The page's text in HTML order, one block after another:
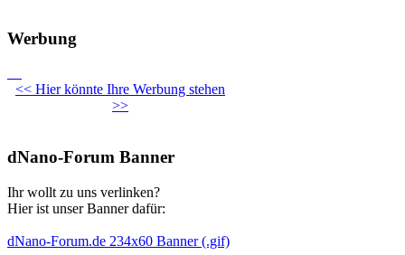
Werbung
<< Hier könnte Ihre Werbung stehen
>>
dNano-Forum Banner
Ihr wollt zu uns verlinken?
Hier ist unser Banner dafür:
dNano-Forum.de 234x60 Banner (.gif)